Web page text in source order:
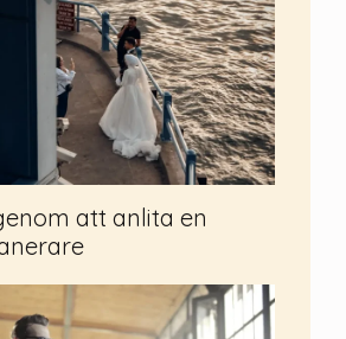
att anlita en